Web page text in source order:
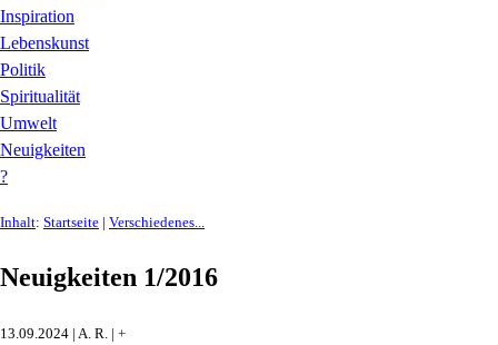
Inspiration
Lebenskunst
Politik
Spiritualität
Umwelt
Neuigkeiten
?
Inhalt: Startseite | Verschiedenes...
Neuigkeiten 1/2016
13.09.2024 | A. R. | +